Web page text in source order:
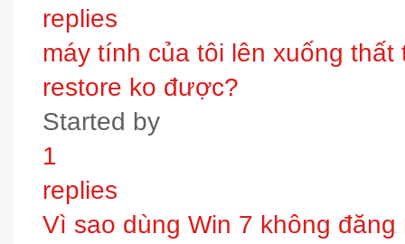
replies
máy tính của tôi lên xuống
restore ko được?
Started by
1
replies
Vì sao dùng Win 7 không